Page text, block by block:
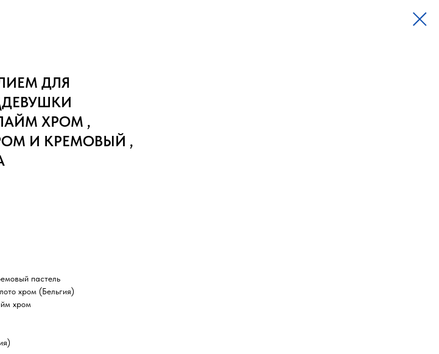
ДЛЯ
ХРОМ ,
И КРЕМОВЫЙ ,
пастель
хром (Бельгия)
хром